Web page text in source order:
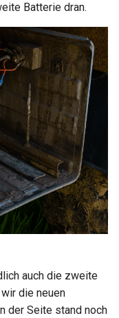
Batterie dran.
auch die zweite
die neuen
der Seite stand noch